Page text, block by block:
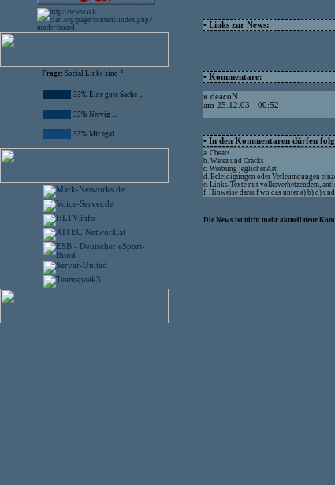
Frage: Social Links sind ?
33% Eine gute Sache ...
33% Nervig ...
33% Mir egal ...
• Links zur News:
• Kommentare:
» deacoN
am 25.12.03 - 00:52
• In den Kommentaren dürfen
a. Cheats
b. Warez und Cracks
c. Werbung jeglicher Art
d. Beleidigungen oder Verleumdungen
e. Links/Texte mit volksverhetzendem,
f. Hinweise darauf wo das unter a) b) d)
Die News ist nicht mehr aktuell neue